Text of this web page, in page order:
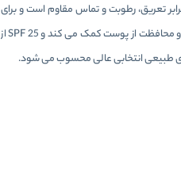
ماندگاری دارد. فرمول ضد آب آن در برابر تعریق، رطوبت و تماس مقاوم است و برای
استفاده روزانه، محیط های کاری و موقعیت های پرتحرک بسیار مناسب است. ترکیب توکوفرول (ویتامین E) و ویتامین C به شفافیت، لطافت و محافظت از پوست کمک می کند و SPF 25 از